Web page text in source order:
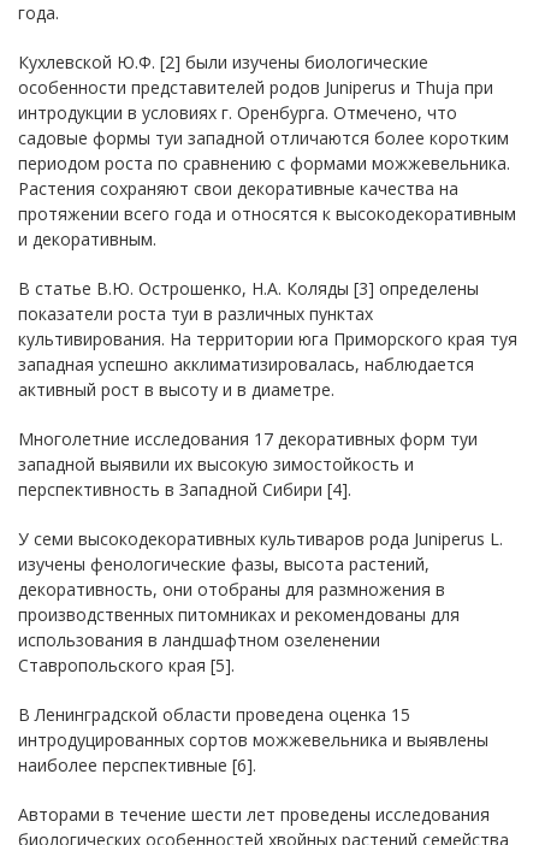
года.
Кухлевской Ю.Ф. [2] были изучены биологические
особенности представителей родов Juniperus и Thuja при
интродукции в условиях г. Оренбурга. Отмечено, что
садовые формы туи западной отличаются более коротким
периодом роста по сравнению с формами можжевельника.
Растения сохраняют свои декоративные качества на
протяжении всего года и относятся к высокодекоративным
и декоративным.
В статье В.Ю. Острошенко, Н.А. Коляды [3] определены
показатели роста туи в различных пунктах
культивирования. На территории юга Приморского края туя
западная успешно акклиматизировалась, наблюдается
активный рост в высоту и в диаметре.
Многолетние исследования 17 декоративных форм туи
западной выявили их высокую зимостойкость и
перспективность в Западной Сибири [4].
У семи высокодекоративных культиваров рода Juniperus L.
изучены фенологические фазы, высота растений,
декоративность, они отобраны для размножения в
производственных питомниках и рекомендованы для
использования в ландшафтном озеленении
Ставропольского края [5].
В Ленинградской области проведена оценка 15
интродуцированных сортов можжевельника и выявлены
наиболее перспективные [6].
Авторами в течение шести лет проведены исследования
биологических особенностей хвойных растений семейства